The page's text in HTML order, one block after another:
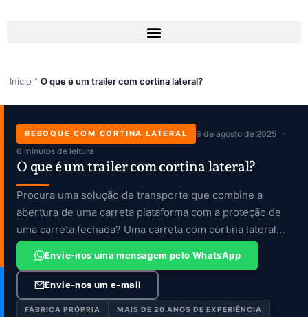
Início " O que é um trailer com cortina lateral?
REBOQUE COM CORTINA LATERAL
6 de agosto de 2025
6 minutos de leitura
O que é um trailer com cortina lateral?
Procura uma solução de transporte que combine a
abertura de uma carreta plataforma com a proteção de
uma carreta fechada? Uma carreta com cortina lateral
oferece […]
Envie-nos uma mensagem pelo WhatsApp
Envie-nos um e-mail
FÁBRICA PRÓPRIA MAIS DE 20 ANOS DE EXPERIÊNCIA